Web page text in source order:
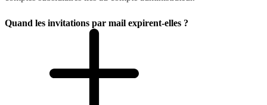
Quand les invitations par mail expirent-elles ?